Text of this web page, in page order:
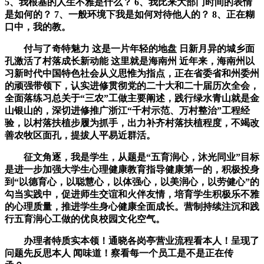
5、我根基的人生不雅是什么？ 6、我比来大部门时间的表情
是如何的？ 7、一般环境下我是如何对待他人的？ 8、正在糊
口中，我的教。
付与了奇特魅力 这是一片年轻的地盘 日新月异的城乡面
孔激活了村落成长新动能 这里就是海南州 近年来，海南州以
习新时代中国特色社会从义思惟为指点，正在省委省和州委州
的顽强带领下，认实进修贯彻党的二十大和二十届历次全会，
全面落练习总关于“三农”工做主要阐述，践行绿水青山就是金
山银山的，深切进修推广浙江“千村示范、万村整治”工程经
验，以村落扶植步履为抓手，出力补齐村落扶植程度，不竭改
善农牧区面孔，提拔人平易近群活。
征文角逐，我是学生，从题是“五育润心，沐光同业”目标
是进一步加强大学生心理健康教育指导健康第一的，积极投身
到“以德育心，以聪慧心，以体强心，以美润心，以劳健心”的
勾当实践中，促进师生交谊和火伴友情，培育学生积极乐不雅
的心理质量，推进学生身心健康全面成长。营制持续注沉和践
行五育润心工做的优良校园文化空气。
办理者特质实本领！通晓各岗亭营业流程看本人！呈现了
问题先反思本人 闻味道！察看每一个员工是不是正在传